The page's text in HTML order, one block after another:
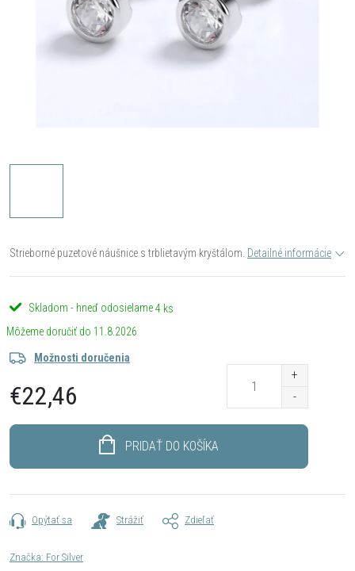
Strieborné puzetové náušnice s trblietavým kryštálom. Detailné informácie
Skladom - hneď odosielame4 ks
11.8.2026
Možnosti doručenia
€22,46
PRIDAŤ DO KOŠÍKA
Opýtať sa Strážiť Zdieľať
Značka: For Silver